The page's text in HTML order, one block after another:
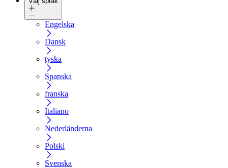
Engelska
Dansk
tyska
Spanska
franska
Italiano
Nederländerna
Polski
Svenska